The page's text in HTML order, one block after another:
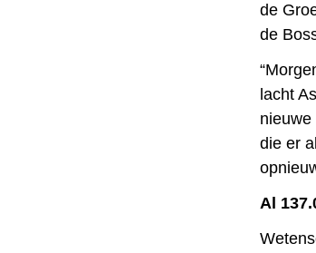
de
de
lacht
die er
Al